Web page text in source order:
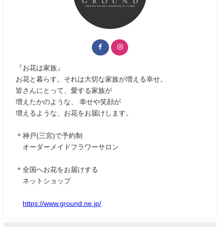
『お花は家族』
お花と暮らす。それは大切な家族が増える幸せ。
皆さんにとって、愛する家族が
増えたかのような、 幸せや笑顔が
増えるような、お花をお届けします。
＊神戸(三宮)で予約制
オーダーメイドフラワーサロン
＊全国へお花をお届けする
ネットショップ
https://www.ground.ne.jp/